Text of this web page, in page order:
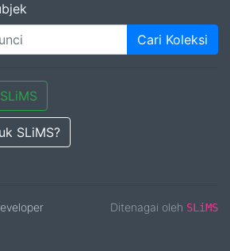
Cari Koleksi
SLiMS?
Ditenagai oleh SLiMS